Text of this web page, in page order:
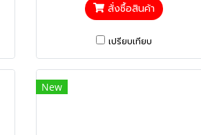
สั่งซื้อสินค้า
เปรียบเทียบ
New